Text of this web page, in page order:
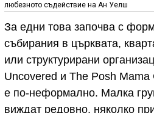
любезното съдействие на Ан Уелш
За едни това започва с
събирания в църквата,
или структурирани
Uncovered и The Posh Mama
е по-неформално. Малка
виждат редовно, няколко